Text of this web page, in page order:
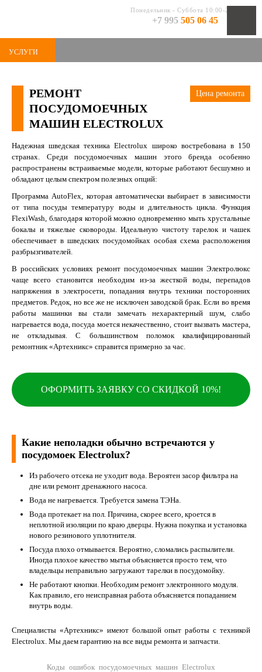
Понедельник - Суббота 10:00-20:00
+7 995 505 06 45
УСЛУГИ
РЕМОНТ
ПОСУДОМОЕЧНЫХ
МАШИН ELECTROLUX
Цена ремонта
Надежная шведская техника Electrolux широко востребована в 150
странах. Среди посудомоечных машин этого бренда особенно
распространены встраиваемые модели, которые работают бесшумно и
обладают целым спектром полезных опций:
Программа AutoFlex, которая автоматически выбирает в зависимости
от типа посуды температуру воды и длительность цикла. Функция
FlexiWash, благодаря которой можно одновременно мыть хрустальные
бокалы и тяжелые сковороды. Идеальную чистоту тарелок и чашек
обеспечивает в шведских посудомойках особая схема расположения
разбрызгивателей.
В российских условиях ремонт посудомоечных машин Электролюкс
чаще всего становится необходим из-за жесткой воды, перепадов
напряжения в электросети, попадания внутрь техники посторонних
предметов. Редок, но все же не исключен заводской брак. Если во время
работы машинки вы стали замечать нехарактерный шум, слабо
нагревается вода, посуда моется некачественно, стоит вызвать мастера,
не откладывая. С большинством поломок квалифицированный
ремонтник «Артехникс» справится примерно за час.
ОФОРМИТЬ ЗАЯВКУ СО СКИДКОЙ 10%!
Какие неполадки обычно встречаются у
посудомоек Electrolux?
Из рабочего отсека не уходит вода. Вероятен засор фильтра на
дне или ремонт дренажного насоса.
Вода не нагревается. Требуется замена ТЭНа.
Вода протекает на пол. Причина, скорее всего, кроется в
неплотной изоляции по краю дверцы. Нужна покупка и установка
нового резинового уплотнителя.
Посуда плохо отмывается. Вероятно, сломались распылители.
Иногда плохое качество мытья объясняется просто тем, что
владельцы неправильно загружают тарелки в посудомойку.
Не работают кнопки. Необходим ремонт электронного модуля.
Как правило, его неисправная работа объясняется попаданием
внутрь воды.
Специалисты «Артехникс» имеют большой опыт работы с техникой
Electrolux. Мы даем гарантию на все виды ремонта и запчасти.
Коды ошибок посудомоечных машин Electrolux